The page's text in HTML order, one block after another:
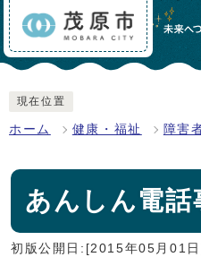
現在位置
ホーム 健康・福祉 障害
あんしん電話
初版公開日:[2015年05月01日